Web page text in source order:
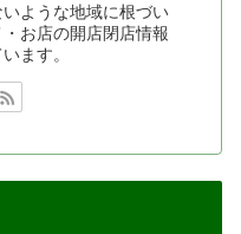
ような地域に根づい
お店の開店閉店情報
ます。